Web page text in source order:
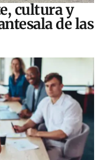
cultura y
de las